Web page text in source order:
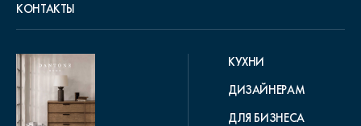
КОНТАКТЫ
КУХНИ
ДИЗАЙНЕРАМ
ДЛЯ БИЗНЕСА